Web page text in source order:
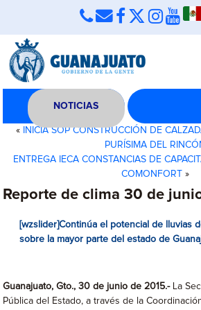
NOTICIAS
«
INICIA SOP CONSTRUCCIÓN DE
PURÍSIMA DEL
ENTREGA IECA CONSTANCIAS DE
COMONFORT
»
Reporte de clima 30 de
[wzslider]Continúa el potencial de lluvias
sobre la mayor parte del estado de
Guanajuato, Gto., 30 de junio de 2015.-La
Pública del Estado, a través de la